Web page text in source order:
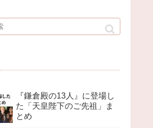
『鎌倉殿の13人』に登場し
た「天皇陛下のご先祖」ま
とめ